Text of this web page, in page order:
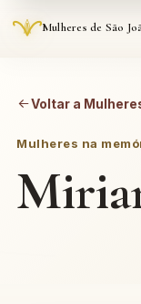
Mulheres de São
Voltar a
Mulheres na